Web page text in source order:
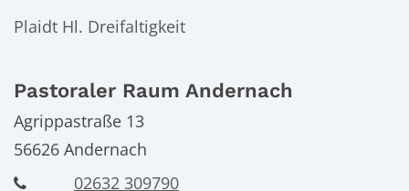
Plaidt Hl. Dreifaltigkeit
Pastoraler Raum Andernach
Agrippastraße 13
56626 Andernach
02632 309790